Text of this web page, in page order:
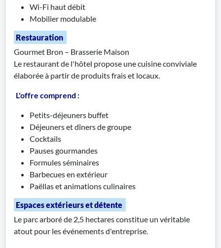
Wi-Fi haut débit
Mobilier modulable
Restauration
Gourmet Bron – Brasserie Maison
Le restaurant de l'hôtel propose une cuisine conviviale
élaborée à partir de produits frais et locaux.
L'offre comprend :
Petits-déjeuners buffet
Déjeuners et dîners de groupe
Cocktails
Pauses gourmandes
Formules séminaires
Barbecues en extérieur
Paëllas et animations culinaires
Espaces extérieurs et détente
Le parc arboré de 2,5 hectares constitue un véritable
atout pour les événements d'entreprise.